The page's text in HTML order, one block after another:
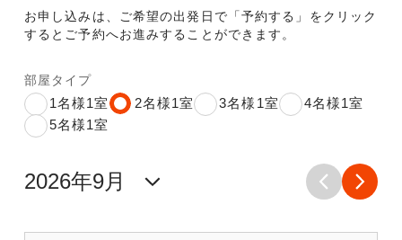
お申し込みは、ご希望の出発日で「予約する」をクリック
するとご予約へお進みすることができます。
部屋タイプ
1名様1室 2名様1室 3名様1室
4名様1室
5名様1室